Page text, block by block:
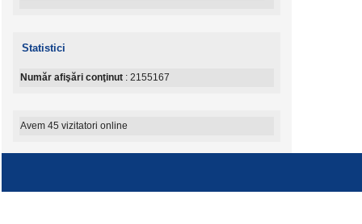
Statistici
Număr afişări conţinut : 2155167
Avem 45 vizitatori online